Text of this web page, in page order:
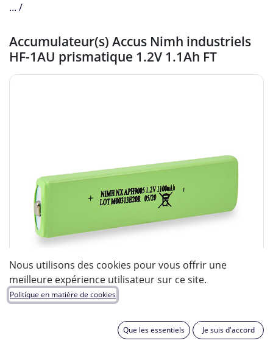
... /
Accumulateur(s) Accus Nimh industriels
HF-1AU prismatique 1.2V 1.1Ah FT
Nous utilisons des cookies pour vous offrir une
meilleure expérience utilisateur sur ce site.
Politique en matière de cookies
Que les essentiels Je suis d'accord